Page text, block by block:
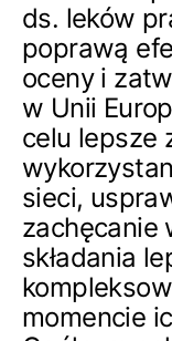
ds. leków
poprawą
oceny i
w Unii
celu lepsze
sieci,
zachęcanie
składania
momencie